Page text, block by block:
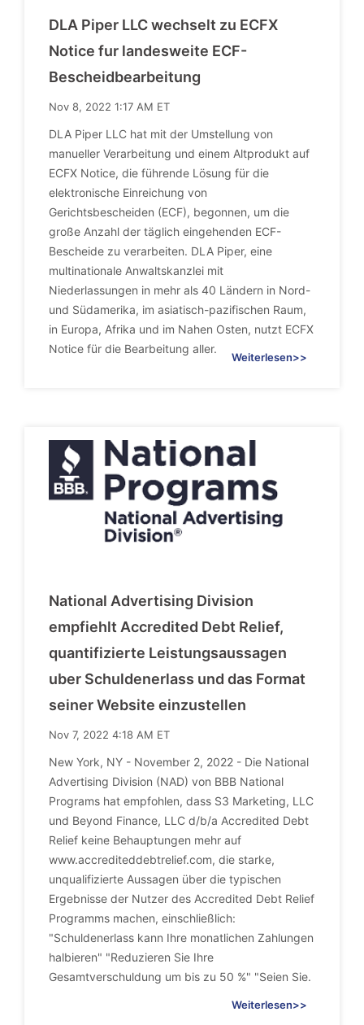
DLA Piper LLC wechselt zu ECFX
Notice fur landesweite ECF-
Bescheidbearbeitung
Nov 8, 2022 1:17 AM ET
DLA Piper LLC hat mit der Umstellung von
manueller Verarbeitung und einem Altprodukt auf
ECFX Notice, die führende Lösung für die
elektronische Einreichung von
Gerichtsbescheiden (ECF), begonnen, um die
große Anzahl der täglich eingehenden ECF-
Bescheide zu verarbeiten. DLA Piper, eine
multinationale Anwaltskanzlei mit
Niederlassungen in mehr als 40 Ländern in Nord-
und Südamerika, im asiatisch-pazifischen Raum,
in Europa, Afrika und im Nahen Osten, nutzt ECFX
Notice für die Bearbeitung aller.
Weiterlesen>>
National Advertising Division
empfiehlt Accredited Debt Relief,
quantifizierte Leistungsaussagen
uber Schuldenerlass und das Format
seiner Website einzustellen
Nov 7, 2022 4:18 AM ET
New York, NY - November 2, 2022 - Die National
Advertising Division (NAD) von BBB National
Programs hat empfohlen, dass S3 Marketing, LLC
und Beyond Finance, LLC d/b/a Accredited Debt
Relief keine Behauptungen mehr auf
www.accrediteddebtrelief.com, die starke,
unqualifizierte Aussagen über die typischen
Ergebnisse der Nutzer des Accredited Debt Relief
Programms machen, einschließlich:
"Schuldenerlass kann Ihre monatlichen Zahlungen
halbieren" "Reduzieren Sie Ihre
Gesamtverschuldung um bis zu 50 %" "Seien Sie.
Weiterlesen>>